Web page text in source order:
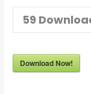
59
Download Now!